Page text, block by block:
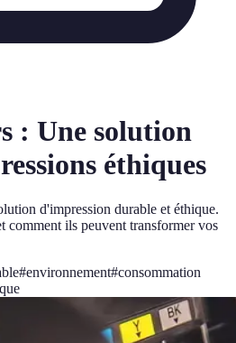
: Une solution
éthiques
d'impression durable et éthique.
comment ils peuvent transformer vos
#environnement#consommation